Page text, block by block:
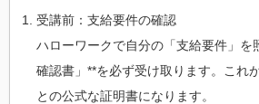
受講前：支給要件の確認
ハローワークで自分の「支給要件」を
確認書」**を必ず受け取ります。これ
との公式な証明書になります。